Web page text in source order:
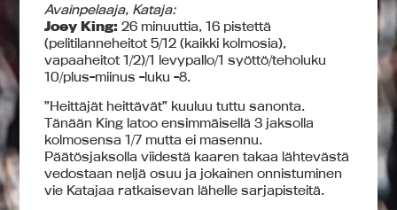
Avainpelaaja, Kataja:
Joey King: 26 minuuttia, 16 pistettä
(pelitilanneheitot 5/12 (kaikki kolmosia),
vapaaheitot 1/2)/1 levypallo/1 syöttö/teholuku
10/plus-miinus -luku -8.
”Heittäjät heittävät” kuuluu tuttu sanonta.
Tänään King latoo ensimmäisellä 3 jaksolla
kolmosensa 1/7 mutta ei masennu.
Päätösjaksolla viidestä kaaren takaa lähtevästä
vedostaan neljä osuu ja jokainen onnistuminen
vie Katajaa ratkaisevan lähelle sarjapisteitä.